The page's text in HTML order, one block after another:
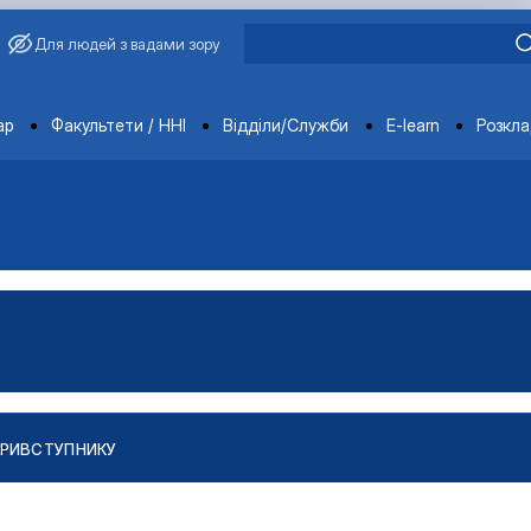
Для людей з вадами зору
Факультети / ННІ Відділи/Служби E-learn
ВСТУПНИКУ